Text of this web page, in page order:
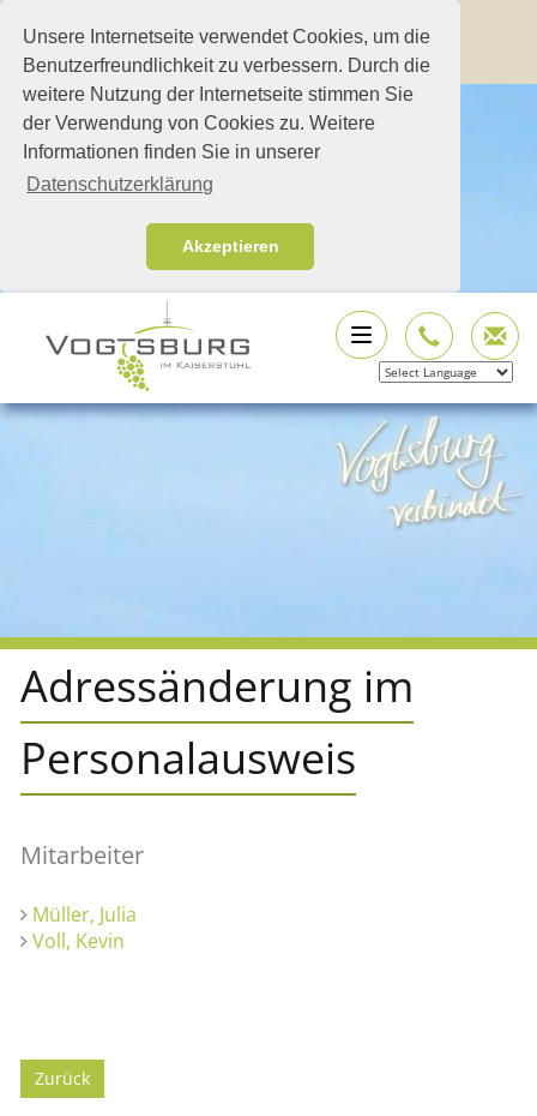
Unsere Internetseite verwendet Cookies, um die
Benutzerfreundlichkeit zu verbessern. Durch die
weitere Nutzung der Internetseite stimmen Sie
der Verwendung von Cookies zu. Weitere
Informationen finden Sie in unserer
Datenschutzerklärung
Akzeptieren
Adressänderung im
Personalausweis
Mitarbeiter
Müller, Julia
Voll, Kevin
Zurück